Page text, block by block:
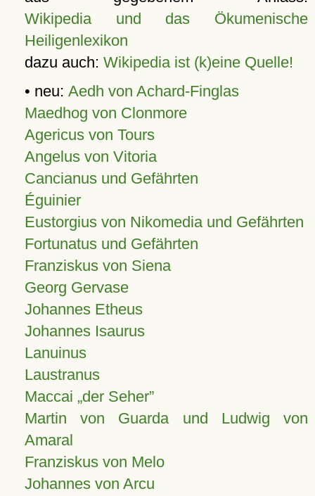
Wikipedia und das Ökumenische
Heiligenlexikon
dazu auch: Wikipedia ist (k)eine Quelle!
• neu: Aedh von Achard-Finglas
Maedhog von Clonmore
Agericus von Tours
Angelus von Vitoria
Cancianus und Gefährten
Éguinier
Eustorgius von Nikomedia und Gefährten
Fortunatus und Gefährten
Franziskus von Siena
Georg Gervase
Johannes Etheus
Johannes Isaurus
Lanuinus
Laustranus
Maccai „der Seher”
Martin von Guarda und Ludwig von
Amaral
Franziskus von Melo
Johannes von Arcu